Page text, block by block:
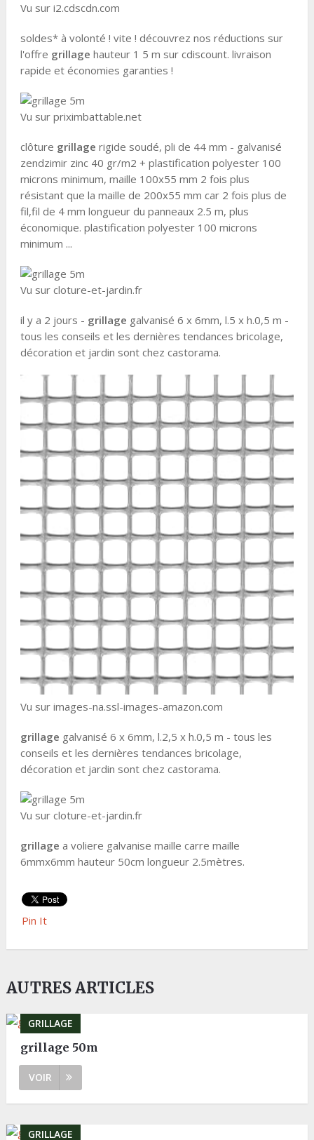
Vu sur i2.cdscdn.com
soldes* à volonté ! vite ! découvrez nos réductions sur
l'offre grillage hauteur 1 5 m sur cdiscount. livraison
rapide et économies garanties !
Vu sur priximbattable.net
clôture grillage rigide soudé, pli de 44 mm - galvanisé
zendzimir zinc 40 gr/m2 + plastification polyester 100
microns minimum, maille 100x55 mm 2 fois plus
résistant que la maille de 200x55 mm car 2 fois plus de
fil,fil de 4 mm longueur du panneaux 2.5 m, plus
économique. plastification polyester 100 microns
minimum ...
Vu sur cloture-et-jardin.fr
il y a 2 jours - grillage galvanisé 6 x 6mm, l.5 x h.0,5 m -
tous les conseils et les dernières tendances bricolage,
décoration et jardin sont chez castorama.
Vu sur images-na.ssl-images-amazon.com
grillage galvanisé 6 x 6mm, l.2,5 x h.0,5 m - tous les
conseils et les dernières tendances bricolage,
décoration et jardin sont chez castorama.
Vu sur cloture-et-jardin.fr
grillage a voliere galvanise maille carre maille
6mmx6mm hauteur 50cm longueur 2.5mètres.
Pin It
AUTRES ARTICLES
GRILLAGE
grillage 50m
VOIR
GRILLAGE